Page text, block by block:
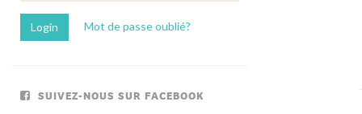
Mot de passe oublié?
SUIVEZ-NOUS SUR FACEBOOK